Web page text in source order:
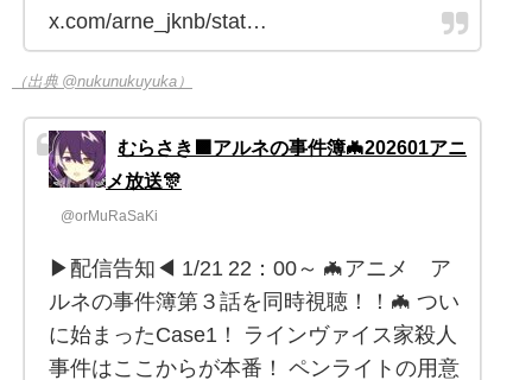
x.com/arne_jknb/stat…
（出典 @nukunukuyuka）
むらさき🟪アルネの事件簿🦇202601アニ
メ放送🎊
@orMuRaSaKi
▶配信告知◀ 1/21 22：00～ 🦇アニメ ア
ルネの事件簿第３話を同時視聴！！🦇 つい
に始まったCase1！ ラインヴァイス家殺人
事件はここからが本番！ ペンライトの用意